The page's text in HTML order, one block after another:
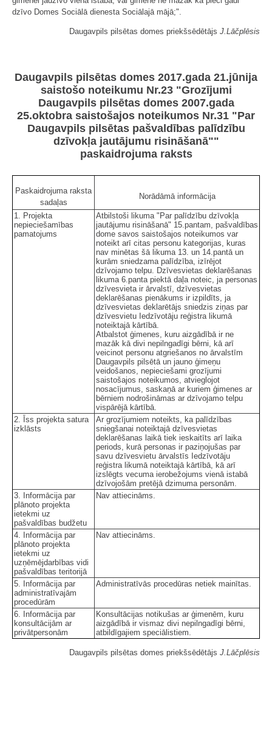
dzīvo Domes Sociālā dienesta Sociālajā mājā;".
Daugavpils pilsētas domes priekšsēdētājs J.Lāčplēsis
Daugavpils pilsētas domes 2017.gada 21.jūnija
saistošo noteikumu Nr.23 "Grozījumi
Daugavpils pilsētas domes 2007.gada
25.oktobra saistošajos noteikumos Nr.31 "Par
Daugavpils pilsētas pašvaldības palīdzību
dzīvokļa jautājumu risināšanā""
paskaidrojuma raksts
Paskaidrojuma raksta
sadaļas
Norādāmā informācija
1. Projekta
nepieciešamības
pamatojums
Atbilstoši likuma "Par palīdzību dzīvokļa
jautājumu risināšanā" 15.pantam, pašvaldības
dome savos saistošajos noteikumos var
noteikt arī citas personu kategorijas, kuras
nav minētas šā likuma 13. un 14.pantā un
kurām sniedzama palīdzība, izīrējot
dzīvojamo telpu. Dzīvesvietas deklarēšanas
likuma 6.panta piektā daļa noteic, ja personas
dzīvesvieta ir ārvalstī, dzīvesvietas
deklarēšanas pienākums ir izpildīts, ja
dzīvesvietas deklarētājs sniedzis ziņas par
dzīvesvietu Iedzīvotāju reģistra likumā
noteiktajā kārtībā.
Atbalstot ģimenes, kuru aizgādībā ir ne
mazāk kā divi nepilngadīgi bērni, kā arī
veicinot personu atgriešanos no ārvalstīm
Daugavpils pilsētā un jauno ģimeņu
veidošanos, nepieciešami grozījumi
saistošajos noteikumos, atvieglojot
nosacījumus, saskaņā ar kuriem ģimenes ar
bērniem nodrošināmas ar dzīvojamo telpu
vispārējā kārtībā.
2. Īss projekta satura
izklāsts
Ar grozījumiem noteikts, ka palīdzības
sniegšanai noteiktajā dzīvesvietas
deklarēšanas laikā tiek ieskaitīts arī laika
periods, kurā personas ir paziņojušas par
savu dzīvesvietu ārvalstīs Iedzīvotāju
reģistra likumā noteiktajā kārtībā, kā arī
izslēgts vecuma ierobežojums vienā istabā
dzīvojošām pretējā dzimuma personām.
3. Informācija par
plānoto projekta
ietekmi uz
pašvaldības budžetu
Nav attiecināms.
4. Informācija par
plānoto projekta
ietekmi uz
uzņēmējdarbības vidi
pašvaldības teritorijā
Nav attiecināms.
5. Informācija par
administratīvajām
procedūrām
Administratīvās procedūras netiek mainītas.
6. Informācija par
konsultācijām ar
privātpersonām
Konsultācijas notikušas ar ģimenēm, kuru
aizgādībā ir vismaz divi nepilngadīgi bērni,
atbildīgajiem speciālistiem.
Daugavpils pilsētas domes priekšsēdētājs J.Lāčplēsis